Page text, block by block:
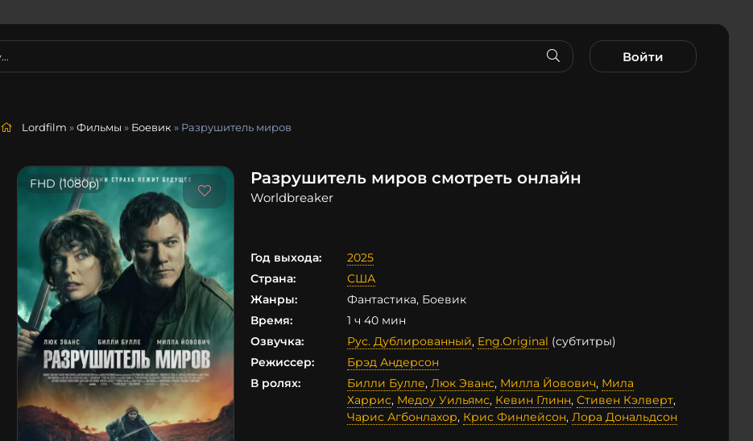
Войти
Lordfilm »Фильмы » Боевик » Разрушитель миров
FHD (1080p) Разрушитель миров смотреть онлайн
Worldbreaker
Год выхода:
2025
Страна:
США
Жанры:
Фантастика, Боевик
Время:
1 ч 40 мин
Озвучка:
Рус. Дублированный, Eng.Original (субтитры)
Режиссер:
Брэд Андерсон
В ролях:
Билли Булле, Люк Эванс, Милла Йовович, Мила
Харрис, Медоу Уильямс, Кевин Глинн, Стивен Кэлверт,
Чарис Агбонлахор, Крис Финлейсон, Лора Дональдсон